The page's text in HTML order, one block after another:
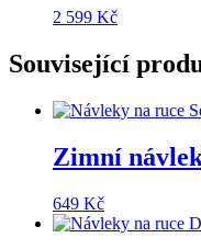
2 599 Kč
Související
Zimní
649 Kč